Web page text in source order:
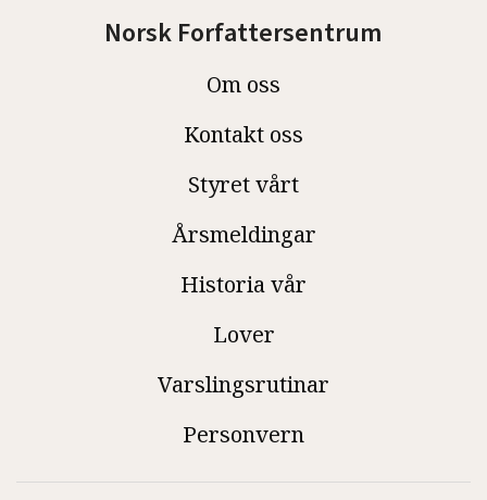
Norsk Forfattersentrum
Om oss
Kontakt oss
Styret vårt
Årsmeldingar
Historia vår
Lover
Varslingsrutinar
Personvern